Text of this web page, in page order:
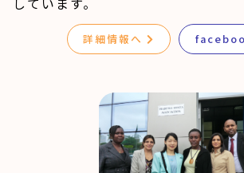
詳細情報へ